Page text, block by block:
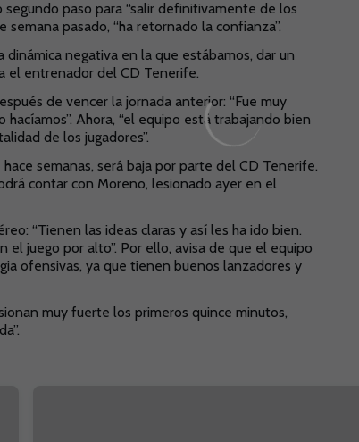
paso para “salir definitivamente de los
pasado, “ha retornado la confianza”.
negativa en la que estábamos, dar un
el entrenador del CD Tenerife.
de vencer la jornada anterior: “Fue muy
Ahora, “el equipo está trabajando bien
de los jugadores”.
semanas, será baja por parte del CD Tenerife.
contar con Moreno, lesionado ayer en el
“Tienen las ideas claras y así les ha ido bien.
el juego por alto”. Por ello, avisa de que el equipo
ofensivas, ya que tienen buenos lanzadores y
muy fuerte los primeros quince minutos,